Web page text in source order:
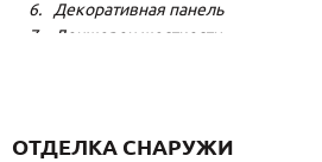
Декоративная панель
Лонжерон жесткости
ОТДЕЛКА СНАРУЖИ